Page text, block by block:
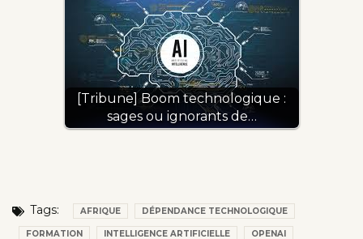
[Tribune] Boom technologique :
sages ou ignorants de…
Tags: AFRIQUE DÉPENDANCE TECHNOLOGIQUE
FORMATION INTELLIGENCE ARTIFICIELLE OPENAI